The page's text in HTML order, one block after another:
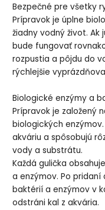
Bezpečné pre všetky
Prípravok je úplne
žiadny vodný život. Ak
bude fungovať
rozpustia a pôjdu do
rýchlejšie
Biologické enzýmy a
Prípravok je založený
biologických
akváriu a spôsobujú
vody a substrátu.
Každá gulička
a enzýmov. Po
baktérií a enzýmov v
odstráni kal z akvária.